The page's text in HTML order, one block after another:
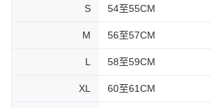
S 54至55CM
M 56至57CM
L 58至59CM
XL 60至61CM